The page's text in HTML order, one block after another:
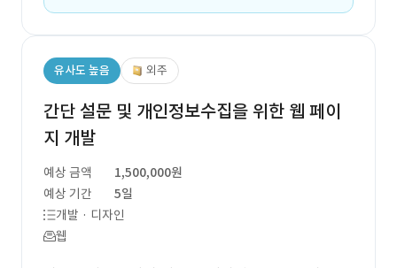
유사도 높음 외주
간단 설문 및 개인정보수집을 위한 웹 페이
지 개발
예상 금액
1,500,000원
예상 기간
5일
개발 · 디자인
웹